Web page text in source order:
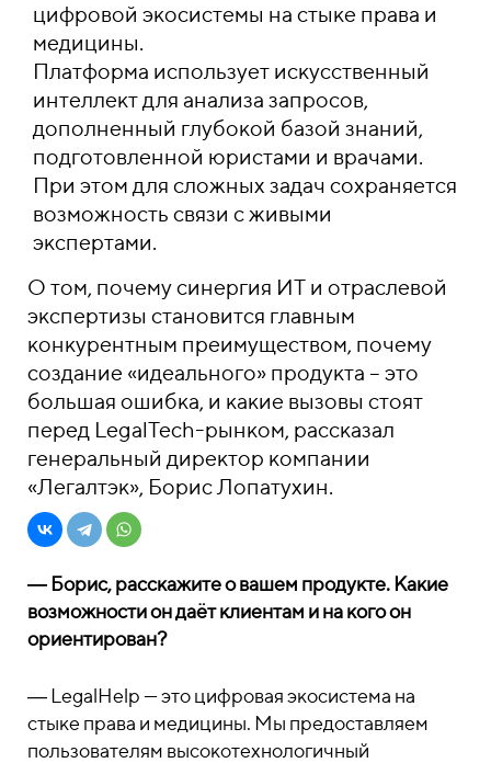
цифровой экосистемы на стыке права и
медицины.
Платформа использует искусственный
интеллект для анализа запросов,
дополненный глубокой базой знаний,
подготовленной юристами и врачами.
При этом для сложных задач сохраняется
возможность связи с живыми
экспертами.
О том, почему синергия ИТ и отраслевой
экспертизы становится главным
конкурентным преимуществом, почему
создание «идеального» продукта – это
большая ошибка, и какие вызовы стоят
перед LegalTech-рынком, рассказал
генеральный директор компании
«Легалтэк», Борис Лопатухин.
― Борис, расскажите о вашем продукте. Какие
возможности он даёт клиентам и на кого он
ориентирован?
― LegalHelp — это цифровая экосистема на
стыке права и медицины. Мы предоставляем
пользователям высокотехнологичный